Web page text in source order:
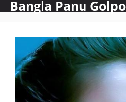
SkipBangla Panu Golpo